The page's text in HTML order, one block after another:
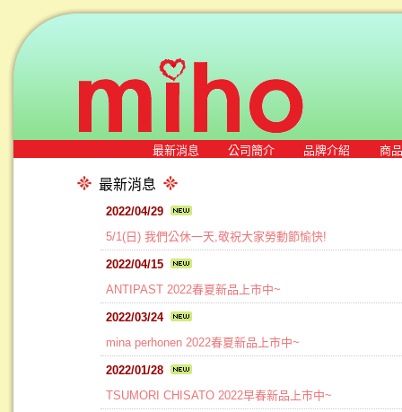
最新消息 公司簡介 品牌介紹 商
最新消息
2022/04/29
5/1(日) 我們公休一天,敬祝大家勞動節愉快!
2022/04/15
ANTIPAST 2022春夏新品上市中~
2022/03/24
mina perhonen 2022春夏新品上市中~
2022/01/28
TSUMORI CHISATO 2022早春新品上市中~